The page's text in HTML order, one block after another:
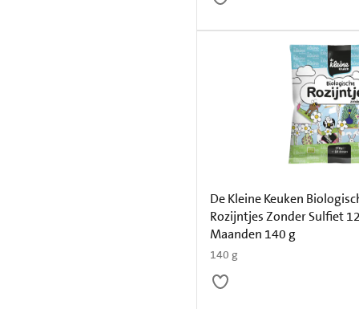
De Kleine Keuken
Rozijntjes Zonder Sulfiet
Maanden 140 g
140 g